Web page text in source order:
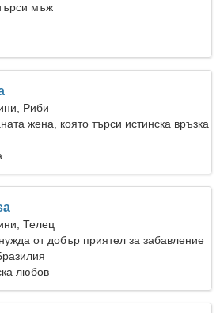
мъж
Риби
жена, която търси истинска връзка
Телец
от добър приятел за забавление
любов